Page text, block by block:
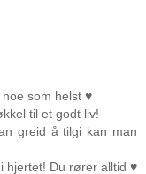
som helst ♥
til et godt liv!
greid å tilgi kan man
hjertet! Du rører alltid ♥